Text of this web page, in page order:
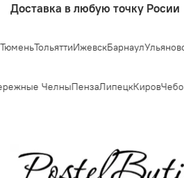
Доставка в любую точку Росии
ТольяттиИжевскБарнаулУльяновск
ЧелныПензаЛипецкКиров